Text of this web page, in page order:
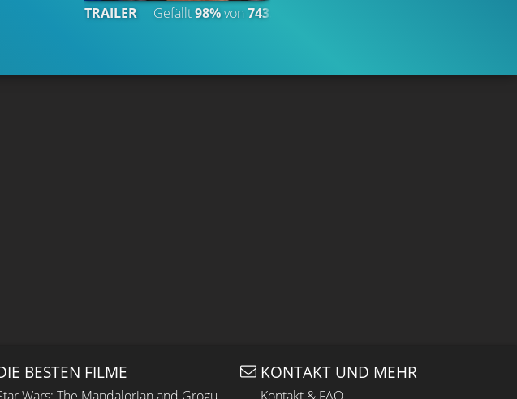
TRAILER Gefällt98%von 743.765
BESTEN FILME KONTAKT UND MEHR